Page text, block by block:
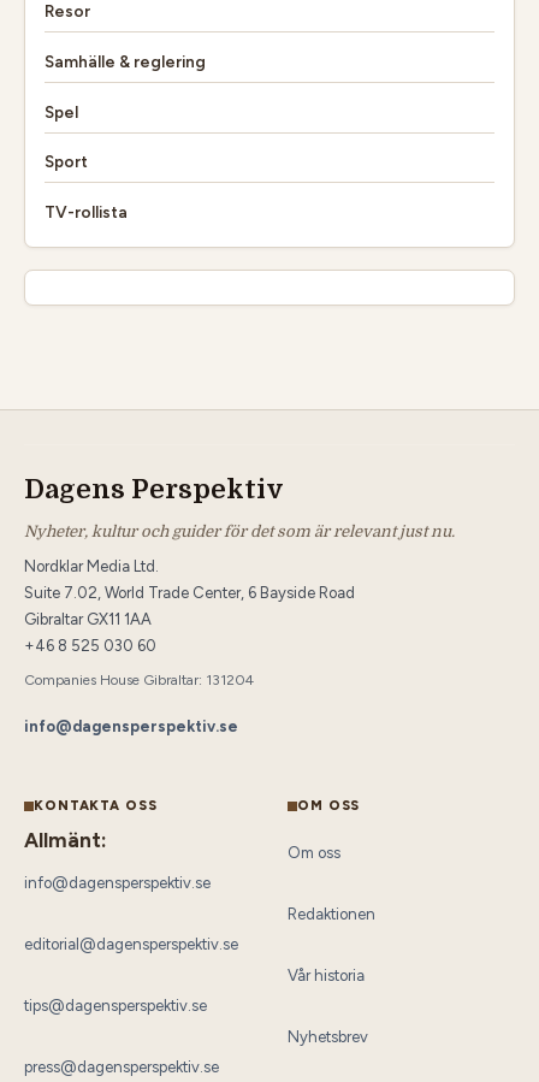
Resor
Samhälle & reglering
Spel
Sport
TV-rollista
Dagens Perspektiv
Nyheter, kultur och guider för det som är relevant just nu.
Nordklar Media Ltd.
Suite 7.02, World Trade Center, 6 Bayside Road
Gibraltar GX11 1AA
+46 8 525 030 60
Companies House Gibraltar: 131204
info@dagensperspektiv.se
KONTAKTA OSS
Allmänt:
info@dagensperspektiv.se
editorial@dagensperspektiv.se
tips@dagensperspektiv.se
press@dagensperspektiv.se
OM OSS
Om oss
Redaktionen
Vår historia
Nyhetsbrev